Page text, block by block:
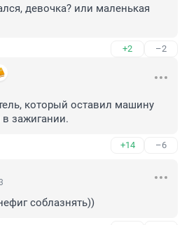
девочка? или маленькая
+2 –2
который оставил машину
зажигании.
+14 –6
соблазнять))